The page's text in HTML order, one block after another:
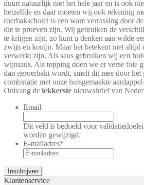
duurt natuurlijk niet het hele jaar en is ook
hetzelfde en daar moeten wij ook rekening
roerbakschotel is een ware verrassing door
die te proeven zijn. Wij gebruiken de
te krijgen zijn, zo kunt u denken aan wilde
zwijn en konijn. Maar het betekent niet altijd
verwerkt zijn. Als saus gebruiken wij een
wijnsaus. Als topping doen we er verse foie
dan geroerbakt wordt, smelt dit mee door
combinatie met onze huisgemaakte
Ontvang de lekkerste nieuwsbrief van
Email
Dit veld is bedoeld voor
worden gewijzigd.
E-mailadres*
Klantenservice